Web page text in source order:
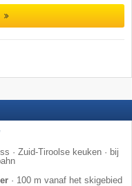
· Zuid-Tiroolse keuken · bij
· 100 m vanaf het skigebied